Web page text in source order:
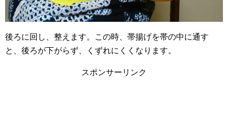
後ろに回し、整えます。この時、帯揚げを帯の中に通す
と、後ろが下がらず、くずれにくくなります。
スポンサーリンク